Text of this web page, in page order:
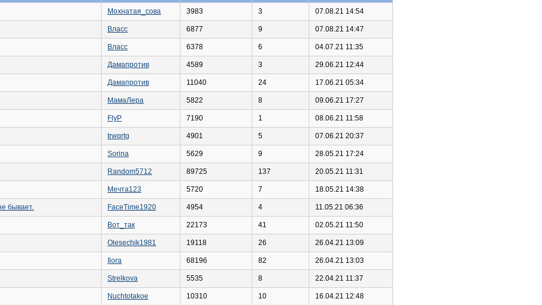
Мохнатая_сова 3983 3 07.08.21 14:54
Власс 6877 9 07.08.21 14:47
Власс 6378 6 04.07.21 11:35
Дамапротив 4589 3 29.06.21 12:44
Дамапротив 11040 24 17.06.21 05:34
МамаЛера 5822 8 09.06.21 17:27
FlyP 7190 1 08.06.21 11:58
trwqrtg 4901 5 07.06.21 20:37
Sorina 5629 9 28.05.21 17:24
Random5712 89725 137 20.05.21 11:31
Мечта123 5720 7 18.05.21 14:38
бывает. FaceTime1920 4954 4 11.05.21 06:36
Вот_так 22173 41 02.05.21 11:50
Olesechik1981 19118 26 26.04.21 13:09
Ilora 68196 82 26.04.21 13:03
Strelkova 5535 8 22.04.21 11:37
Nuchtotakoe 10310 10 16.04.21 12:48